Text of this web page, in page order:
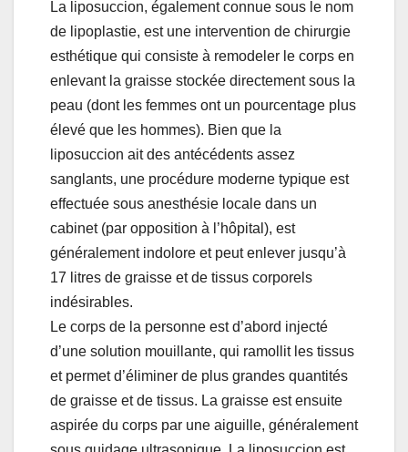
La liposuccion, également connue sous le nom
de lipoplastie, est une intervention de chirurgie
esthétique qui consiste à remodeler le corps en
enlevant la graisse stockée directement sous la
peau (dont les femmes ont un pourcentage plus
élevé que les hommes). Bien que la
liposuccion ait des antécédents assez
sanglants, une procédure moderne typique est
effectuée sous anesthésie locale dans un
cabinet (par opposition à l’hôpital), est
généralement indolore et peut enlever jusqu’à
17 litres de graisse et de tissus corporels
indésirables.
Le corps de la personne est d’abord injecté
d’une solution mouillante, qui ramollit les tissus
et permet d’éliminer de plus grandes quantités
de graisse et de tissus. La graisse est ensuite
aspirée du corps par une aiguille, généralement